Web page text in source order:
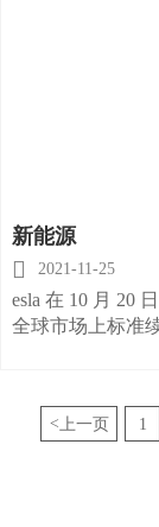
新能源
 2021-11-25
esla 在 10 月 20
全球市场上标准
< 上一页 1